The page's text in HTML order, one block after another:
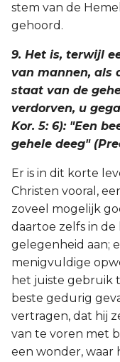
stem van de
gehoord.
9. Het is, terwijl
van mannen, als
staat van de
verdorven, u
Kor. 5: 6): "Een
gehele deeg"
Er is in dit korte
Christen vooral,
zoveel mogelijk
daartoe zelfs in
gelegenheid aan;
menigvuldige
het juiste gebruik
beste gedurig
vertragen, dat hij
van te voren met
een wonder, waar